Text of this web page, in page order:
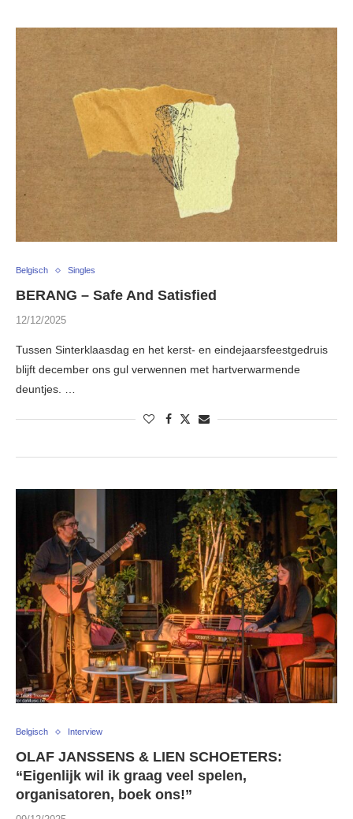
Belgisch Singles
BERANG – Safe And Satisfied
12/12/2025
Tussen Sinterklaasdag en het kerst- en eindejaarsfeestgedruis
blijft december ons gul verwennen met hartverwarmende
deuntjes. …
Belgisch Interview
OLAF JANSSENS & LIEN SCHOETERS:
“Eigenlijk wil ik graag veel spelen,
organisatoren, boek ons!”